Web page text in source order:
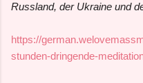
Russland, der Ukraine und
https://
stunden-dringende-